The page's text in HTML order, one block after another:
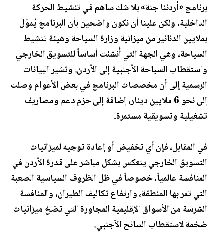
برنامج «أردننا جنة» بلا شك ساهم في تنشيط الحركة
الداخلية، ولكن علينا أن نكون واضحين بأن البرنامج يُموّل
بملايين الدنانير من ميزانية وزارة السياحة وهيئة تنشيط
السياحة، وهي الجهة التي أُنشئت أساساً للتسويق الخارجي
واستقطاب السياحة الأجنبية إلى الأردن. وتشير البيانات
الرسمية إلى أن مخصصات البرنامج في بعض الأعوام وصلت
إلى نحو 6 ملايين دينار، إضافة إلى حزم دعم ومصاريف
تشغيلية وتسويقية مستمرة.
في المقابل، فإن أي تخفيض أو إعادة توجيه لميزانيات
التسويق الخارجي ينعكس بشكل مباشر على قدرة الأردن في
المنافسة عالمياً، خصوصاً في ظل الظروف السياسية الصعبة
التي تمر بها المنطقة، وارتفاع تكاليف الطيران، والمنافسة
الشرسة من الأسواق الإقليمية المجاورة التي تضخ ميزانيات
ضخمة لاستقطاب السائح الأجنبي.